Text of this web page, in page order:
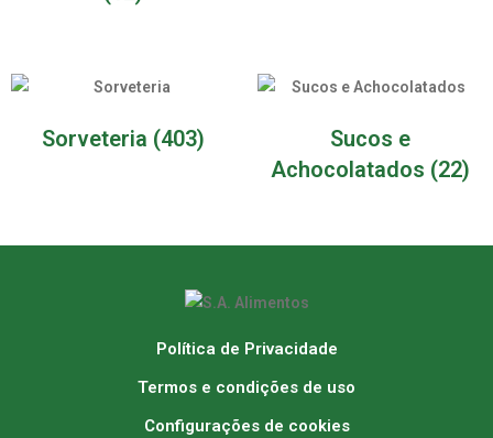
Sorveteria (403)
Sucos e
Achocolatados (22)
Política de Privacidade
Termos e condições de uso
Configurações de cookies